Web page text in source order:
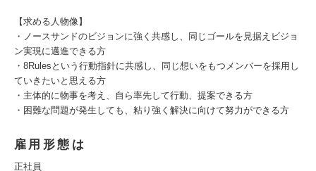
【求める人物像】
・ノースサンドのビジョンに強く共感し、同じゴールを見据えビジョ
ン実現に邁進できる方
・8Rulesという行動指針に共感し、同じ想いをもつメンバーを採用し
ていきたいと思える方
・主体的に物事を考え、自ら率先して行動、提案できる方
・困難な問題が発生しても、粘り強く解決に向けて努力ができる方
雇用形態は
正社員